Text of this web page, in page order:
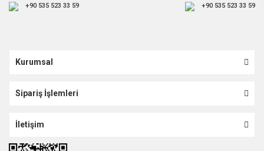
+90 535 523 33 59 +90 535 523 33 59
Kurumsal
Sipariş İşlemleri
İletişim